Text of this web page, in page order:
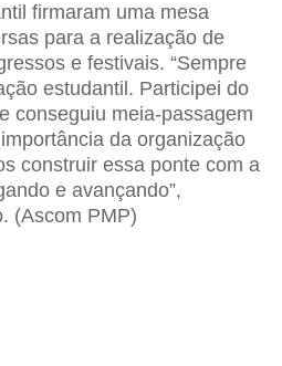
firmaram uma mesa
para a realização de
e festivais. “Sempre
estudantil. Participei do
conseguiu meia-passagem
da organização
construir essa ponte com a
e avançando”,
(Ascom PMP)